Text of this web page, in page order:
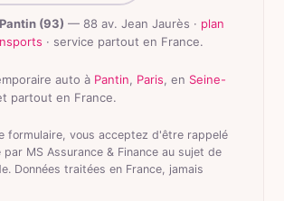
Pantin (93) — 88 av. Jean Jaurès · plan
· service partout en France.
auto à Pantin, Paris, en Seine-
partout en France.
formulaire, vous acceptez d'être rappelé
par MS Assurance & Finance au sujet de
Données traitées en France, jamais